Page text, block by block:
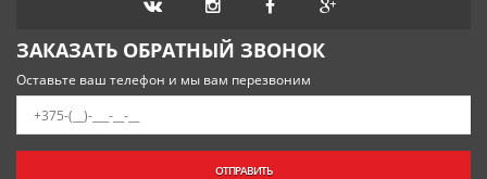
ЗАКАЗАТЬ ОБРАТНЫЙ ЗВОНОК
Оставьте ваш телефон и мы вам перезвоним
ОТПРАВИТЬ